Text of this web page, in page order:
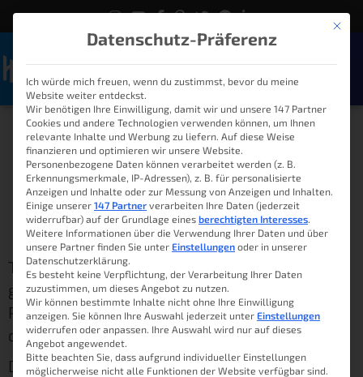
Heimkino im Smart Home
mit Plex und Alexa
Lukas 21. Dezember 2019 08:00
Träumst du nicht manchmal auch von der
großen Leinwand im eigenen Zuhause?
Popcorn zum Film oder automatisch
dimmenden Lichtern, sobald es losgeht?
Den meisten fehlt jedoch die zündende Idee
Mit
Datenschutz-Präferenz
Ich würde mich freuen, wenn du zustimmst, bevor du meine
Website weiter entdeckst.
Wir benötigen Ihre Einwilligung, damit wir und unsere 147 Partner
Cookies und andere Technologien verwenden können, um Ihnen
relevante Inhalte und Werbung zu liefern. Auf diese Weise
finanzieren und optimieren wir unsere Website.
Personenbezogene Daten können verarbeitet werden (z. B.
Erkennungsmerkmale, IP-Adressen), z. B. für personalisierte
Anzeigen und Inhalte oder zur Messung von Anzeigen und Inhalten.
Einige unserer 147 Partner verarbeiten Ihre Daten (jederzeit
widerrufbar) auf der Grundlage eines berechtigten Interesses.
Weitere Informationen über die Verwendung Ihrer Daten und über
unsere Partner finden Sie unter Einstellungen oder in unserer
Datenschutzerklärung.
Es besteht keine Verpflichtung, der Verarbeitung Ihrer Daten
zuzustimmen, um dieses Angebot zu nutzen.
Wir können bestimmte Inhalte nicht ohne Ihre Einwilligung
anzeigen. Sie können Ihre Auswahl jederzeit unter Einstellungen
widerrufen oder anpassen. Ihre Auswahl wird nur auf dieses
Angebot angewendet.
Bitte beachten Sie, dass aufgrund individueller Einstellungen
möglicherweise nicht alle Funktionen der Website verfügbar sind.